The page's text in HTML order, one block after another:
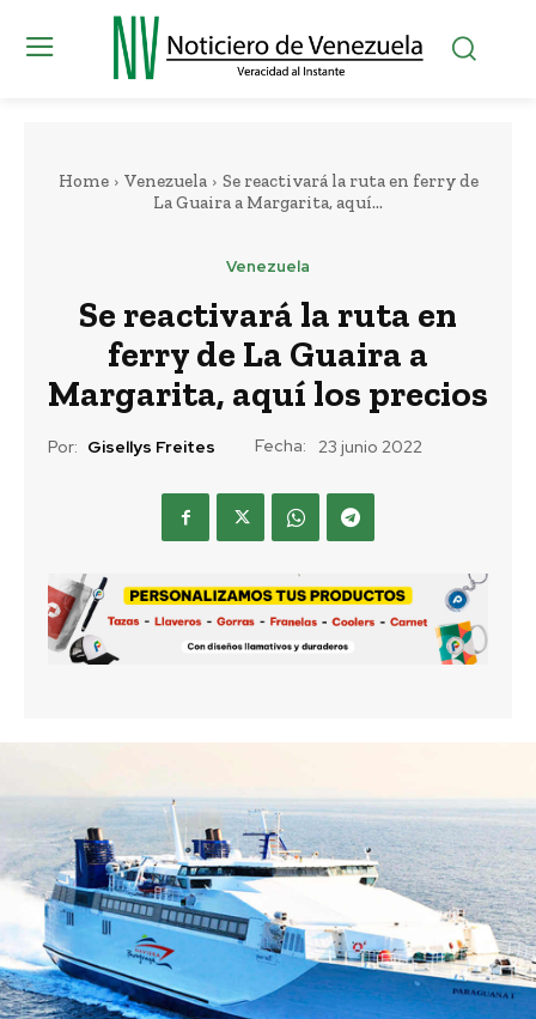
Home Venezuela
Se reactivará la ruta en ferry de
La Guaira a Margarita, aquí...
Venezuela
Se reactivará la ruta en
ferry de La Guaira a
Margarita, aquí los precios
Por: Gisellys Freites Fecha: 23 junio 2022